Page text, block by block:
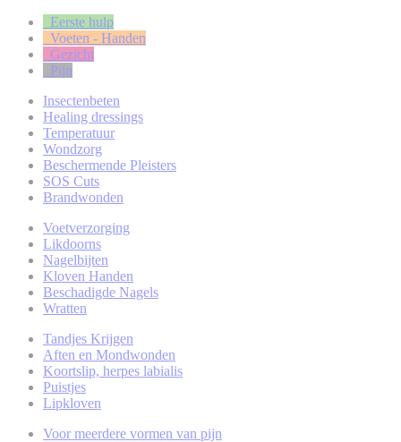
Eerste hulp
Voeten - Handen
Gezicht
Pijn
Insectenbeten
Healing dressings
Temperatuur
Wondzorg
Beschermende Pleisters
SOS Cuts
Brandwonden
Voetverzorging
Likdoorns
Nagelbijten
Kloven Handen
Beschadigde Nagels
Wratten
Tandjes Krijgen
Aften en Mondwonden
Koortslip, herpes labialis
Puistjes
Lipkloven
Voor meerdere vormen van pijn